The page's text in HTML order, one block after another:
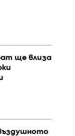
ще влиза